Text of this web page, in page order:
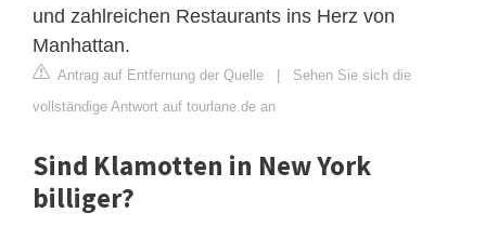
und zahlreichen Restaurants ins Herz von
Manhattan.
Antrag auf Entfernung der Quelle | Sehen Sie sich die
vollständige Antwort auf tourlane.de an
Sind Klamotten in New York
billiger?